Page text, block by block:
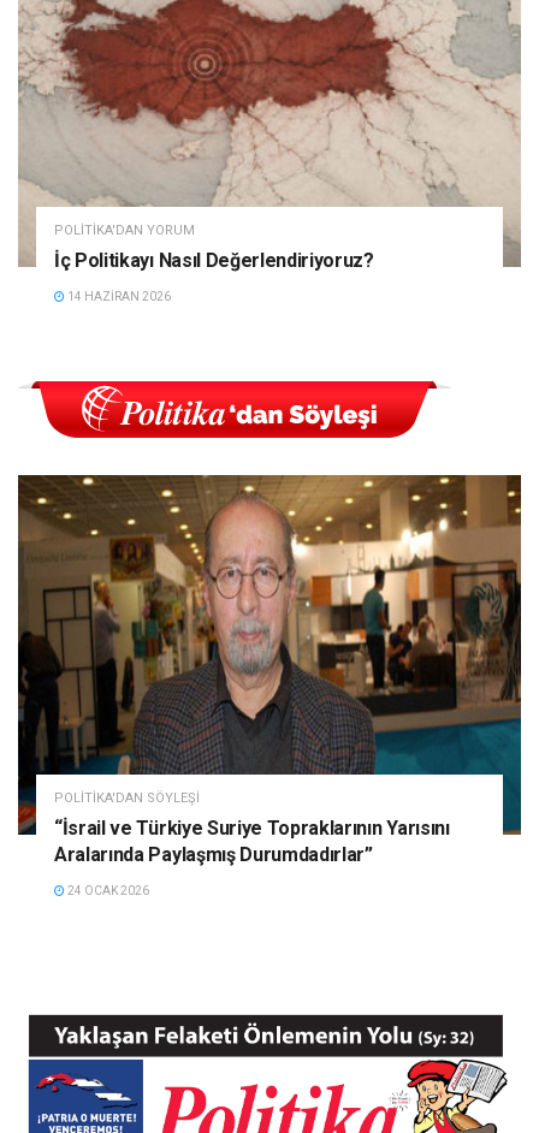
POLITIKA'DAN YORUM
İç Politikayı Nasıl Değerlendiriyoruz?
14 HAZIRAN 2026
POLITIKA'DAN SÖYLEŞI
“İsrail ve Türkiye Suriye Topraklarının Yarısını
Aralarında Paylaşmış Durumdadırlar”
24 OCAK 2026